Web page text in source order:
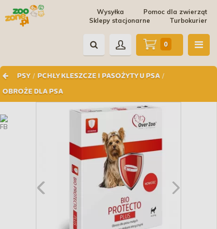
Pomoc dla zwierząt
Wysyłka
Turbokurier
Sklepy stacjonarne
PSY / PCHŁY KLESZCZE I PASOŻYTY U PSA /
OBROŻE DLA PSA
0